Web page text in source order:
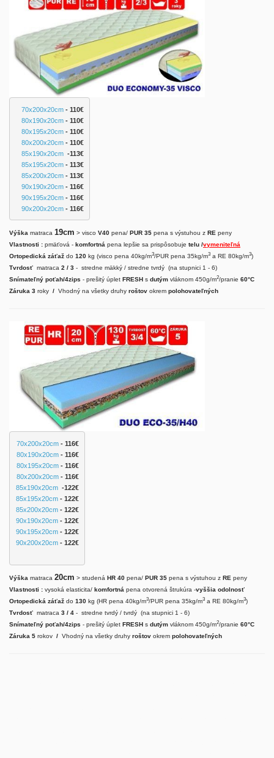
70x200x20cm - 110€
80x190x20cm - 110€
80x195x20cm - 110€
80x200x20cm - 110€
85x190x20cm -113€
85x195x20cm - 113€
85x200x20cm - 113€
90x190x20cm - 116€
90x195x20cm - 116€
90x200x20cm - 116€
Výška matraca 19cm > visco V40 pena/ PUR 35 pena s výstuhou z RE peny
Vlastnosti : pmäťová - komfortná pena lepšie sa prispôsobuje telu /vymeniteľná
Ortopedická záťaž do 120 kg (visco pena 40kg/m3/PUR pena 35kg/m3 a RE 80kg/m3)
Tvrdosť matraca 2 / 3 - stredne mäkký / stredne tvrdý (na stupnici 1 - 6)
Snímateľný poťah/4zips - prešitý úplet FRESH s dutým vláknom 450g/m2/pranie 60°C
Záruka 3 roky / Vhodný na všetky druhy roštov okrem polohovateľných
70x200x20cm - 116€
80x190x20cm - 116€
80x195x20cm - 116€
80x200x20cm - 116€
85x190x20cm -122€
85x195x20cm - 122€
85x200x20cm - 122€
90x190x20cm - 122€
90x195x20cm - 122€
90x200x20cm - 122€
Výška matraca 20cm > studená HR 40 pena/ PUR 35 pena s výstuhou z RE peny
Vlastnosti : vysoká elasticita/ komfortná pena otvorená štrukúra -vyššia odolnosť
Ortopedická záťaž do 130 kg (HR pena 40kg/m3/PUR pena 35kg/m3 a RE 80kg/m3)
Tvrdosť matraca 3 / 4 - stredne tvrdý / tvrdý (na stupnici 1 - 6)
Snímateľný poťah/4zips - prešitý úplet FRESH s dutým vláknom 450g/m2/pranie 60°C
Záruka 5 rokov / Vhodný na všetky druhy roštov okrem polohovateľných